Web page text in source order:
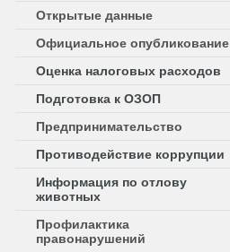
Открытые данные
Официальное опубликование
Оценка налоговых расходов
Подготовка к ОЗОП
Предпринимательство
Противодействие коррупции
Информация по отлову
животных
Профилактика
правонарушений